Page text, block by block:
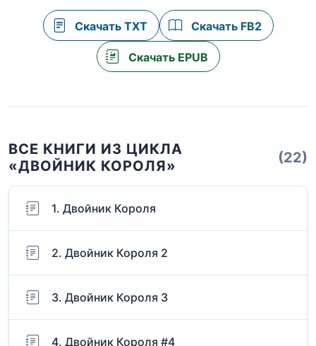
Скачать TXT Скачать FB2
Скачать EPUB
ВСЕ КНИГИ ИЗ ЦИКЛА
«ДВОЙНИК КОРОЛЯ»
(22)
1. Двойник Короля
2. Двойник Короля 2
3. Двойник Короля 3
4. Двойник Короля #4